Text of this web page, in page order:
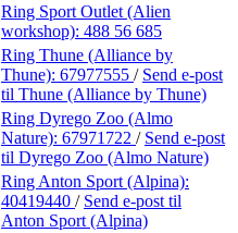
Ring Sport Outlet (Alien
workshop): 488 56 685
Ring Thune (Alliance by
Thune): 67977555 / Send e-post
til Thune (Alliance by Thune)
Ring Dyrego Zoo (Almo
Nature): 67971722 / Send e-post
til Dyrego Zoo (Almo Nature)
Ring Anton Sport (Alpina):
40419440 / Send e-post til
Anton Sport (Alpina)